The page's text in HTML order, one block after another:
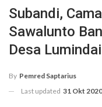
Subandi,
Sawalunto
Desa Lumindai
By Pemred Saptarius
Last updated 31 Okt 2020